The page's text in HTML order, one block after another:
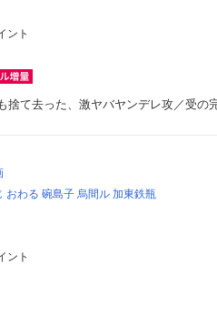
ント
捨て去った、激ヤバヤンデレ攻／受
おわる 碗島子 烏間ル 加東鉄瓶
ント